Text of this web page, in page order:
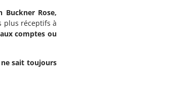
Buckner Rose,
plus réceptifs à
comptes ou
sait toujours